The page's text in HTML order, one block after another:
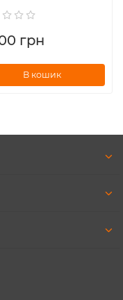
грн
В кошик